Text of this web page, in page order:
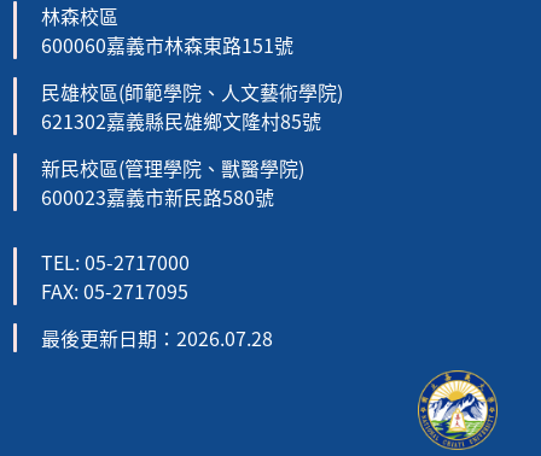
林森校區
600060嘉義市林森東路151號
民雄校區(師範學院、人文藝術學院)
621302嘉義縣民雄鄉文隆村85號
新民校區(管理學院、獸醫學院)
600023嘉義市新民路580號
TEL: 05-2717000
FAX: 05-2717095
最後更新日期：2026.07.28